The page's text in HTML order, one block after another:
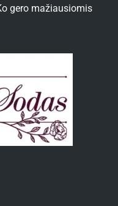
gero mažiausiomis